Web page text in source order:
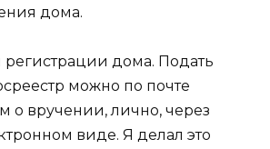
дома.
дома. Подать
можно по почте
о вручении, лично, через
виде. Я делал это